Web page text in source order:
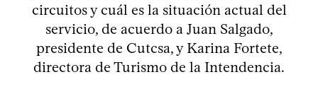
circuitos y cuál es la situación actual del
servicio, de acuerdo a Juan Salgado,
presidente de Cutcsa, y Karina Fortete,
directora de Turismo de la Intendencia.